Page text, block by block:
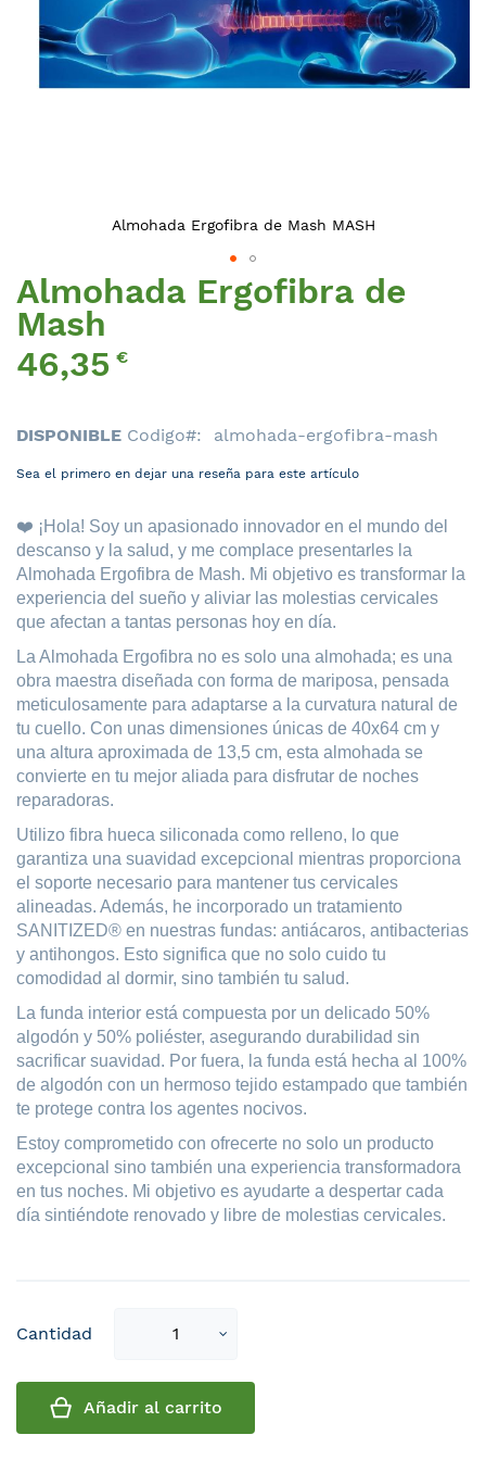
Almohada Ergofibra de
Mash
46,35€
DISPONIBLE Codigo almohada-ergofibra-mash
Sea el primero en dejar una reseña para este artículo
❤️ ¡Hola! Soy un apasionado innovador en el mundo del
descanso y la salud, y me complace presentarles la
Almohada Ergofibra de Mash. Mi objetivo es transformar la
experiencia del sueño y aliviar las molestias cervicales
que afectan a tantas personas hoy en día.
La Almohada Ergofibra no es solo una almohada; es una
obra maestra diseñada con forma de mariposa, pensada
meticulosamente para adaptarse a la curvatura natural de
tu cuello. Con unas dimensiones únicas de 40x64 cm y
una altura aproximada de 13,5 cm, esta almohada se
convierte en tu mejor aliada para disfrutar de noches
reparadoras.
Utilizo fibra hueca siliconada como relleno, lo que
garantiza una suavidad excepcional mientras proporciona
el soporte necesario para mantener tus cervicales
alineadas. Además, he incorporado un tratamiento
SANITIZED® en nuestras fundas: antiácaros, antibacterias
y antihongos. Esto significa que no solo cuido tu
comodidad al dormir, sino también tu salud.
La funda interior está compuesta por un delicado 50%
algodón y 50% poliéster, asegurando durabilidad sin
sacrificar suavidad. Por fuera, la funda está hecha al 100%
de algodón con un hermoso tejido estampado que también
te protege contra los agentes nocivos.
Estoy comprometido con ofrecerte no solo un producto
excepcional sino también una experiencia transformadora
en tus noches. Mi objetivo es ayudarte a despertar cada
día sintiéndote renovado y libre de molestias cervicales.
Cantidad
Select
Añadir al carrito
Almohada Ergofibra de Mash MASH
Saltar
al
comienzo
de
la
de